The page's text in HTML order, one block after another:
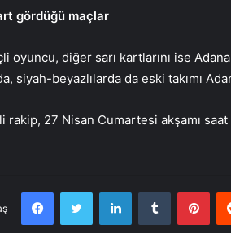
gördüğü maçlar
oyuncu, diğer sarı kartlarını ise
siyah-beyazlılarda da eski takımı
rakip, 27 Nisan Cumartesi akşamı saat
FacebookTwitter LinkedInTumblr